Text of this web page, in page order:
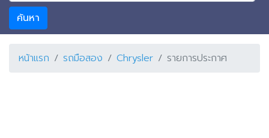
ค้นหา
หน้าแรก รถมือสอง Chrysler รายการประกาศ